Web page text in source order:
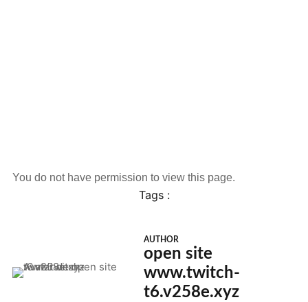
You do not have permission to view this page.
Tags :
AUTHOR
open site
www.twitch-
t6.v258e.xyz